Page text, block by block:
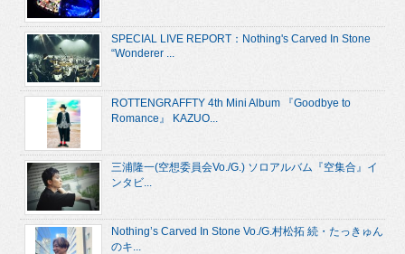
SPECIAL LIVE REPORT：Nothing's Carved In Stone
“Wonderer ...
ROTTENGRAFFTY 4th Mini Album 『Goodbye to
Romance』 KAZUO...
三浦隆一(空想委員会Vo./G.) ソロアルバム『空集合』イ
ンタビ...
Nothing’s Carved In Stone Vo./G.村松拓 続・たっきゅん
のキ...